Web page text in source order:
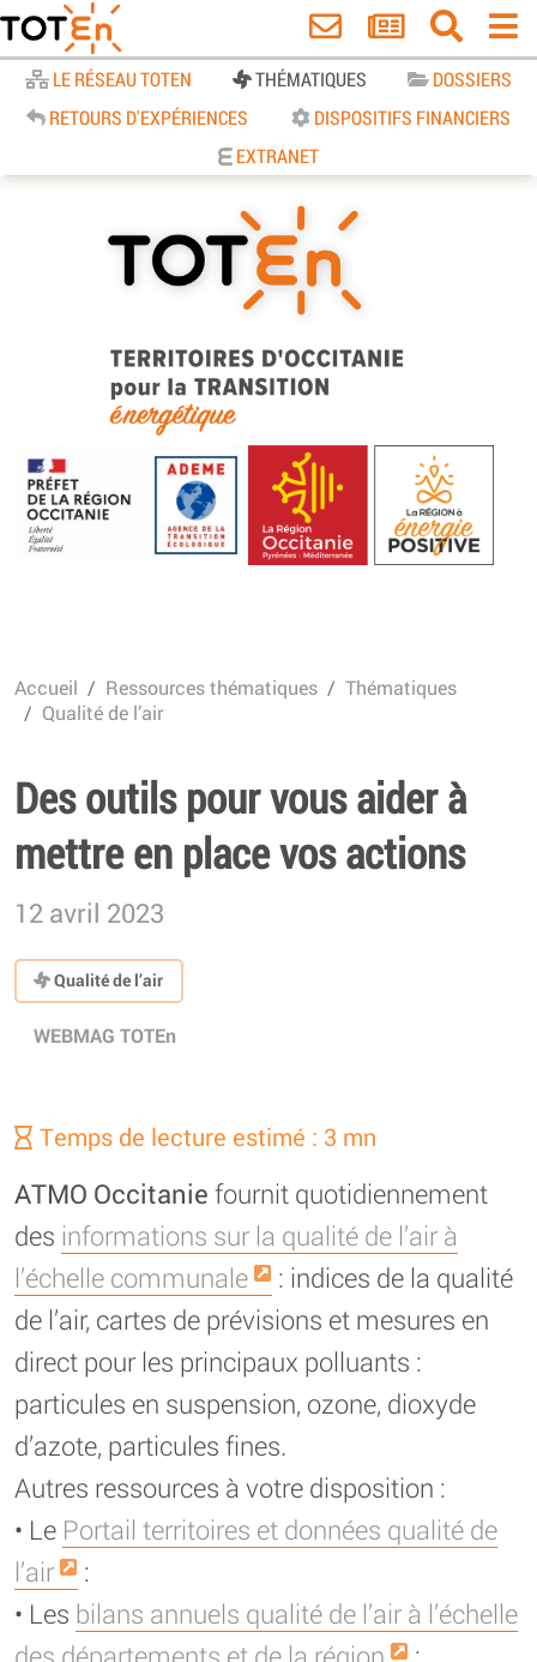
LE RÉSEAU TOTEN THÉMATIQUES
DOSSIERS
RETOURS D'EXPÉRIENCES
DISPOSITIFS FINANCIERS
EXTRANET
TOTEn Occitanie | Territoires
d’Occitanie pour la Transition
Energétique
Accueil Ressources thématiques
Thématiques
Qualité de l’air
Des outils pour vous aider à
mettre en place vos actions
12 avril 2023
Qualité de l’air
WEBMAG TOTEn
Temps de lecture estimé : 3 mn
ATMO Occitanie fournit quotidiennement
des informations sur la qualité de l’air à
l’échelle communale
: indices de la qualité
de l’air, cartes de prévisions et mesures en
direct pour les principaux polluants :
particules en suspension, ozone, dioxyde
d’azote, particules fines.
Autres ressources à votre disposition :
• Le Portail territoires et données qualité de
l’air
:
• Les bilans annuels qualité de l’air à l’échelle